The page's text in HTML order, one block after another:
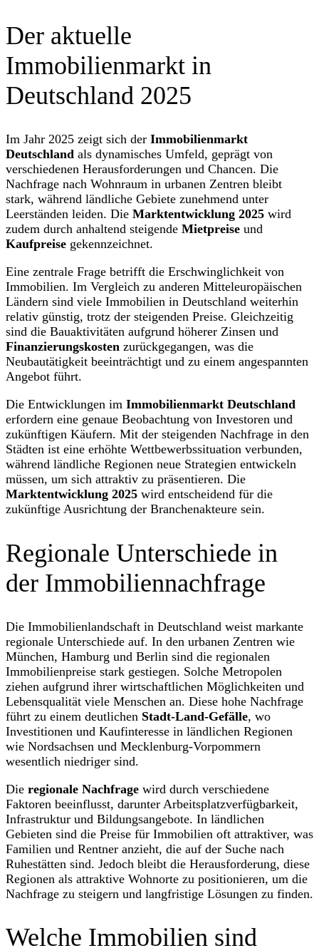
Der aktuelle
Immobilienmarkt in
Deutschland 2025
Im Jahr 2025 zeigt sich der Immobilienmarkt
Deutschland als dynamisches Umfeld, geprägt von
verschiedenen Herausforderungen und Chancen. Die
Nachfrage nach Wohnraum in urbanen Zentren bleibt
stark, während ländliche Gebiete zunehmend unter
Leerständen leiden. Die Marktentwicklung 2025 wird
zudem durch anhaltend steigende Mietpreise und
Kaufpreise gekennzeichnet.
Eine zentrale Frage betrifft die Erschwinglichkeit von
Immobilien. Im Vergleich zu anderen Mitteleuropäischen
Ländern sind viele Immobilien in Deutschland weiterhin
relativ günstig, trotz der steigenden Preise. Gleichzeitig
sind die Bauaktivitäten aufgrund höherer Zinsen und
Finanzierungskosten zurückgegangen, was die
Neubautätigkeit beeinträchtigt und zu einem angespannten
Angebot führt.
Die Entwicklungen im Immobilienmarkt Deutschland
erfordern eine genaue Beobachtung von Investoren und
zukünftigen Käufern. Mit der steigenden Nachfrage in den
Städten ist eine erhöhte Wettbewerbssituation verbunden,
während ländliche Regionen neue Strategien entwickeln
müssen, um sich attraktiv zu präsentieren. Die
Marktentwicklung 2025 wird entscheidend für die
zukünftige Ausrichtung der Branchenakteure sein.
Regionale Unterschiede in
der Immobiliennachfrage
Die Immobilienlandschaft in Deutschland weist markante
regionale Unterschiede auf. In den urbanen Zentren wie
München, Hamburg und Berlin sind die regionalen
Immobilienpreise stark gestiegen. Solche Metropolen
ziehen aufgrund ihrer wirtschaftlichen Möglichkeiten und
Lebensqualität viele Menschen an. Diese hohe Nachfrage
führt zu einem deutlichen Stadt-Land-Gefälle, wo
Investitionen und Kaufinteresse in ländlichen Regionen
wie Nordsachsen und Mecklenburg-Vorpommern
wesentlich niedriger sind.
Die regionale Nachfrage wird durch verschiedene
Faktoren beeinflusst, darunter Arbeitsplatzverfügbarkeit,
Infrastruktur und Bildungsangebote. In ländlichen
Gebieten sind die Preise für Immobilien oft attraktiver, was
Familien und Rentner anzieht, die auf der Suche nach
Ruhestätten sind. Jedoch bleibt die Herausforderung, diese
Regionen als attraktive Wohnorte zu positionieren, um die
Nachfrage zu steigern und langfristige Lösungen zu finden.
Welche Immobilien sind